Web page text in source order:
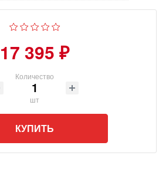
17 395 ₽
Количество
шт
КУПИТЬ